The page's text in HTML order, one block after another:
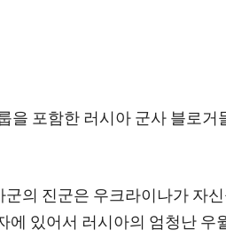
을 포함한 러시아 군사 블로
의 진군은 우크라이나가 자
있어서 러시아의 엄청난 우